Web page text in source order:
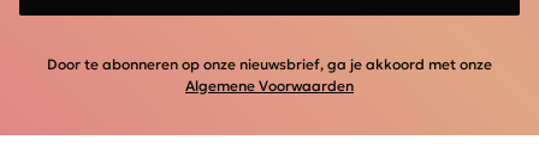
Door te abonneren op onze nieuwsbrief, ga je akkoord met onze
Algemene Voorwaarden